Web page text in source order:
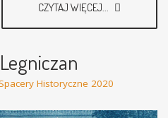
CZYTAJ WIĘCEJ...
Historyczne 2020